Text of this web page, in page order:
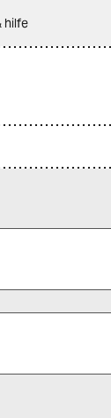
hilfe